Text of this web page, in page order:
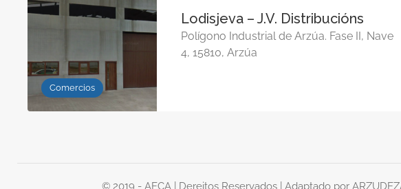
Comercios
Lodisjeva – J.V. Distribucións
Polígono Industrial de Arzúa. Fase II, Nave
4, 15810, Arzúa
© 2019 - AECA | Dereitos Reservados | Adaptado por